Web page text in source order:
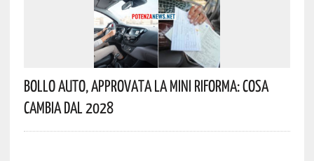
Bollo Auto, Approvata La Mini Riforma: Cosa
Cambia Dal 2028